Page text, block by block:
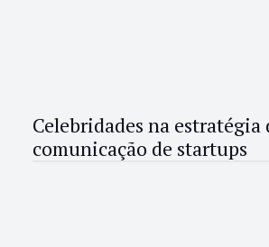
Celebridades na estratégia
comunicação de startups